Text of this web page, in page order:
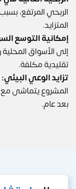
الربحي المرتفع،
المتزايد.
إمكانية التوسع
إلى الأسواق
تقليدية مكلفة.
تزايد الوعي البيئي:
المشروع يتماشى مع
بعد عام.